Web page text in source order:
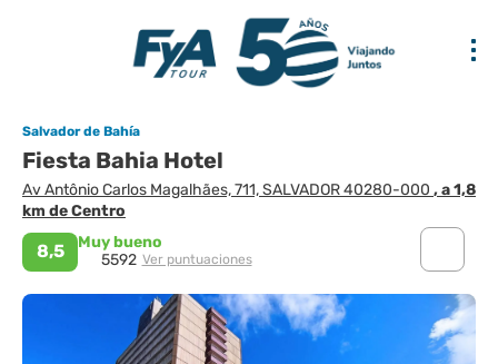
Salvador de Bahía
Fiesta Bahia Hotel
Av Antônio Carlos Magalhães, 711, SALVADOR 40280-000 , a 1,8
km de Centro
8,5
Muy bueno
5592 Ver puntuaciones